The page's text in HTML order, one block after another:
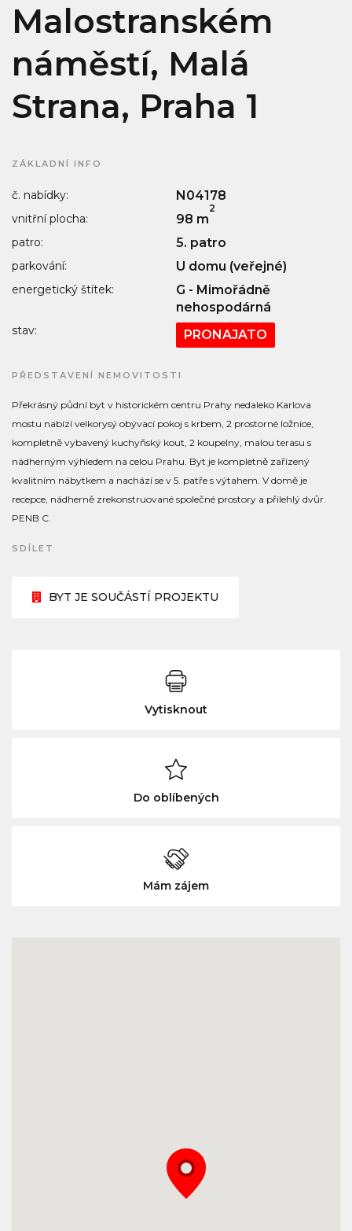
Malostranském
náměstí, Malá
Strana, Praha 1
ZÁKLADNÍ INFO
č. nabídky: N04178
vnitřní plocha: 98 m
2
patro: 5. patro
parkování: U domu (veřejné)
energetický štítek:
G - Mimořádně
nehospodárná
stav: PRONAJATO
PŘEDSTAVENÍ NEMOVITOSTI
Překrásný půdní byt v historickém centru Prahy nedaleko Karlova
mostu nabízí velkorysý obývací pokoj s krbem, 2 prostorné ložnice,
kompletně vybavený kuchyňský kout, 2 koupelny, malou terasu s
nádherným výhledem na celou Prahu. Byt je kompletně zařízený
kvalitním nábytkem a nachází se v 5. patře s výtahem. V domě je
recepce, nádherně zrekonstruované společné prostory a přilehlý dvůr.
PENB C.
SDÍLET
BYT JE SOUČÁSTÍ PROJEKTU
Vytisknout
Do oblíbených
Mám zájem